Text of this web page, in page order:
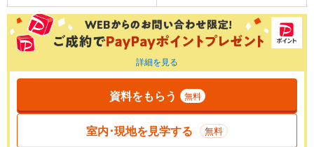
詳細を見る
資料をもらう 無料
室内･現地を見学する 無料